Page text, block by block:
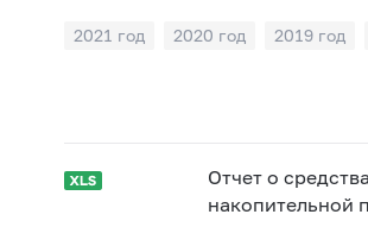
2021 год 2020 год 2019 год
Отчет о
накопительной